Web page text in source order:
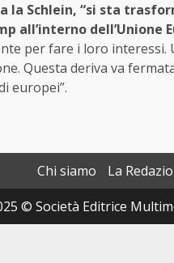
la Schlein, “si sta
all’interno dell’Unione
per fare i loro interessi.
Questa deriva va
europei”.
Chi siamo La
© Società Editrice